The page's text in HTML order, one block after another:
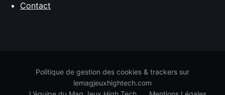
Contact
Politique de gestion des cookies & trackers sur
lemagjeuxhightech.com